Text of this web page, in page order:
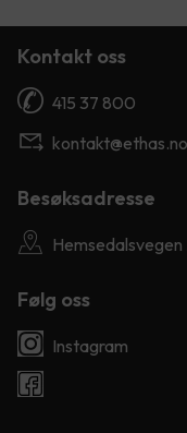
Kontakt oss
415 37 800
kontakt@ethas.no
Besøksadresse
Følg oss
Instagram